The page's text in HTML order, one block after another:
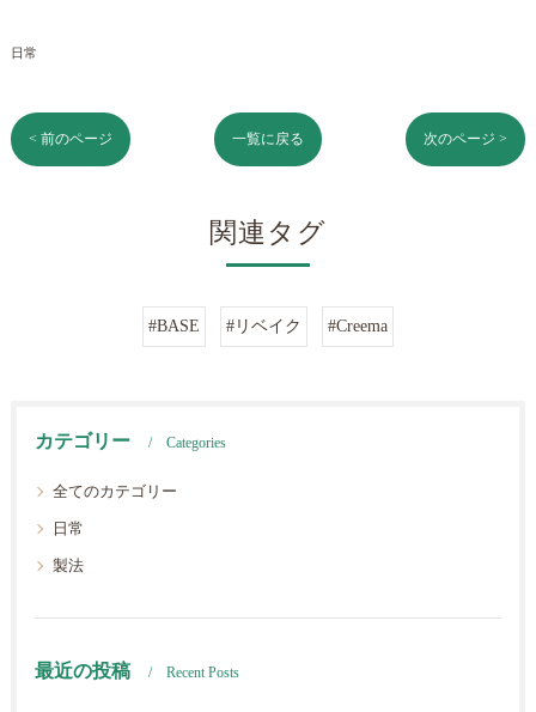
日常
< 前のページ 一覧に戻る 次のページ >
関連タグ
#BASE #リベイク #Creema
カテゴリー Categories
全てのカテゴリー
日常
製法
最近の投稿 Recent Posts